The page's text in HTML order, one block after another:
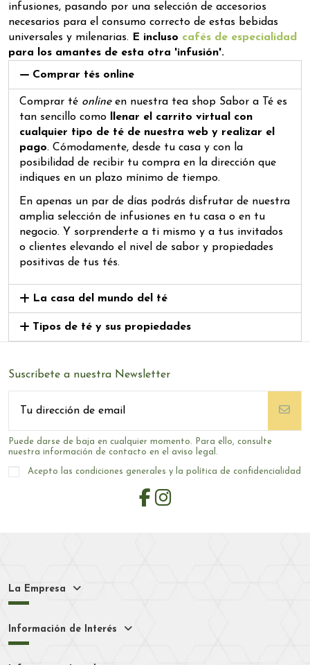
infusiones, pasando por una selección de accesorios
necesarios para el consumo correcto de estas bebidas
universales y milenarias. E incluso cafés de especialidad
para los amantes de esta otra 'infusión'.
Comprar tés online
Comprar té online en nuestra tea shop Sabor a Té es
tan sencillo como llenar el carrito virtual con
cualquier tipo de té de nuestra web y realizar el
pago. Cómodamente, desde tu casa y con la
posibilidad de recibir tu compra en la dirección que
indiques en un plazo mínimo de tiempo.
En apenas un par de días podrás disfrutar de nuestra
amplia selección de infusiones en tu casa o en tu
negocio. Y sorprenderte a ti mismo y a tus invitados
o clientes elevando el nivel de sabor y propiedades
positivas de tus tés.
La casa del mundo del té
Tipos de té y sus propiedades
Suscríbete a nuestra Newsletter
Puede darse de baja en cualquier momento. Para ello, consulte
nuestra información de contacto en el aviso legal.
Acepto las condiciones generales y la política de confidencialidad
La Empresa
Información de Interés